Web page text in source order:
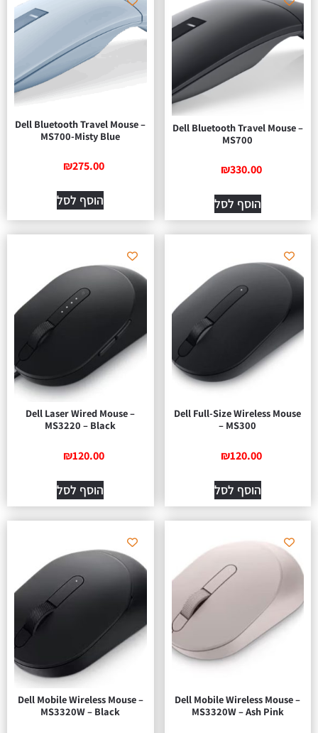
Dell Bluetooth Travel Mouse –
MS700
₪330.00
הוסף לסל
Dell Bluetooth Travel Mouse –
MS700-Misty Blue
₪275.00
הוסף לסל
Dell Full-Size Wireless Mouse
– MS300
₪120.00
הוסף לסל
Dell Laser Wired Mouse –
MS3220 – Black
₪120.00
הוסף לסל
Dell Mobile Wireless Mouse –
MS3320W – Ash Pink
Dell Mobile Wireless Mouse –
MS3320W – Black